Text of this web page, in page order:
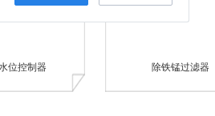
位控制器 除铁锰过滤器